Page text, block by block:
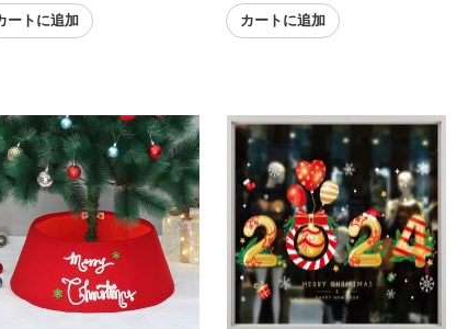
ートに追加 カートに追加